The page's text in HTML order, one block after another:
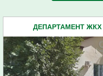
ДЕПАРТАМЕНТ ЖКХ